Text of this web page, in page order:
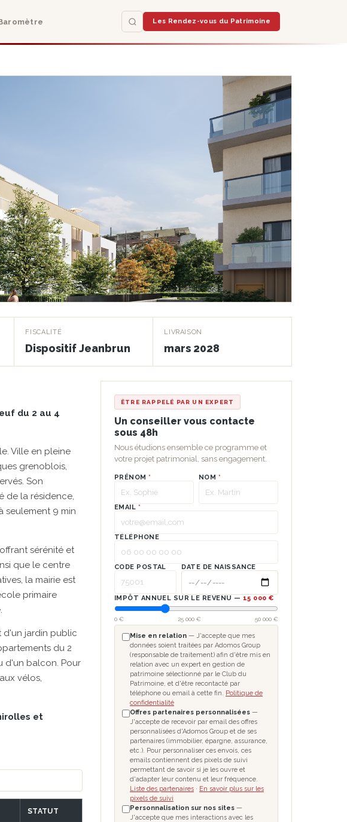
Les Rendez-vous du Patrimoine
FISCALITÉ
Dispositif Jeanbrun
LIVRAISON
mars 2028
du 2 au 4
Ville en pleine
grenoblois,
Son
de la résidence,
seulement 9 min
sérénité et
que le centre
la mairie est
primaire
d'un jardin public
du 2
d'un balcon. Pour
vélos,
et
STATUT
ÊTRE RAPPELÉ PAR UN EXPERT
Un conseiller vous contacte
sous 48h
Nous étudions ensemble ce programme et
votre projet patrimonial, sans engagement.
PRÉNOM* NOM *
EMAIL *
TÉLÉPHONE
CODE POSTAL DATE DE NAISSANCE
IMPÔT ANNUEL SUR LE REVENU — 15 000 €
0 € 25 000 € 50 000 €
Mise en relation — J'accepte que mes
données soient traitées par Adomos Group
(responsable de traitement) afin d'être mis en
relation avec un expert en gestion de
patrimoine sélectionné par le Club du
Patrimoine, et d'être recontacté par
téléphone ou email à cette fin. Politique de
confidentialité
Offres partenaires personnalisées —
J'accepte de recevoir par email des offres
personnalisées d'Adomos Group et de ses
partenaires (immobilier, épargne, assurance,
etc.). Pour personnaliser ces envois, ces
emails contiennent des pixels de suivi
permettant de savoir si je les ouvre et
d'adapter leur contenu et leur fréquence.
Liste des partenaires · En savoir plus sur les
pixels de suivi
Personnalisation sur nos sites —
J'accepte que mes interactions avec les